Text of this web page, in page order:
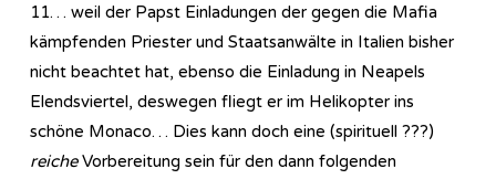
11… weil der Papst Einladungen der gegen die Mafia
kämpfenden Priester und Staatsanwälte in Italien bisher
nicht beachtet hat, ebenso die Einladung in Neapels
Elendsviertel, deswegen fliegt er im Helikopter ins
schöne Monaco… Dies kann doch eine (spirituell ???)
reicheVorbereitung sein für den dann folgenden